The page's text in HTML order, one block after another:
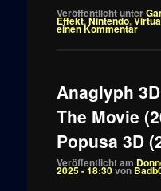
Veröffentlicht unter
Effekt,Nintendo,
einen Kommentar
Anaglyph
The Movie
Popusa 3D
Veröffentlicht am
2025 - 18:30von